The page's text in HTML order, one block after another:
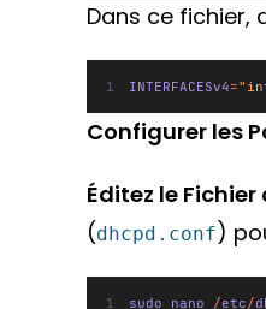
Dans ce fichier,
INTERFACESv4=
Configurer les
Éditez le
(dhcpd.conf)
sudo nano /etc/